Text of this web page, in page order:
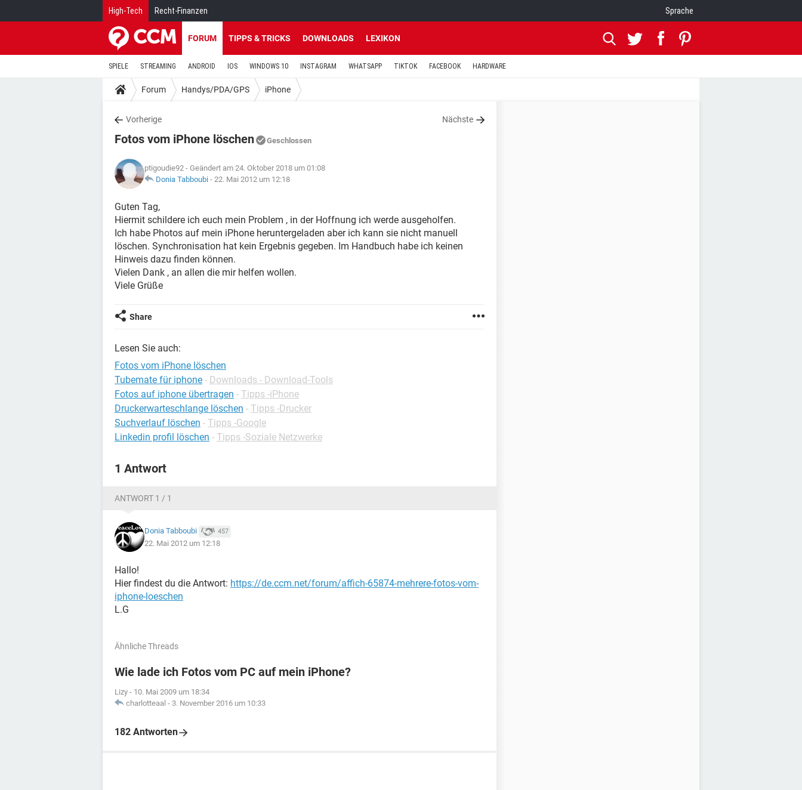
High-Tech Recht-Finanzen Sprache
FORUM TIPPS & TRICKS DOWNLOADS LEXIKON
SPIELE STREAMING ANDROID IOS WINDOWS 10 INSTAGRAM WHATSAPP TIKTOK FACEBOOK HARDWARE
Forum Handys/PDA/GPS iPhone
Vorherige Nächste
Fotos vom iPhone löschen Geschlossen
ptigoudie92 - Geändert am 24. Oktober 2018 um 01:08
Donia Tabboubi - 22. Mai 2012 um 12:18
Guten Tag,
Hiermit schildere ich euch mein Problem , in der Hoffnung ich werde ausgeholfen.
Ich habe Photos auf mein iPhone heruntergeladen aber ich kann sie nicht manuell
löschen. Synchronisation hat kein Ergebnis gegeben. Im Handbuch habe ich keinen
Hinweis dazu finden können.
Vielen Dank , an allen die mir helfen wollen.
Viele Grüße
Share
Lesen Sie auch:
Fotos vom iPhone löschen
Tubemate für iphone - Downloads - Download-Tools
Fotos auf iphone übertragen - Tipps -iPhone
Druckerwarteschlange löschen - Tipps -Drucker
Suchverlauf löschen - Tipps -Google
Linkedin profil löschen - Tipps -Soziale Netzwerke
1 Antwort
ANTWORT 1 / 1
Donia Tabboubi 457
22. Mai 2012 um 12:18
Hallo!
Hier findest du die Antwort: https://de.ccm.net/forum/affich-65874-mehrere-fotos-vom-
iphone-loeschen
L.G
Ähnliche Threads
Wie lade ich Fotos vom PC auf mein iPhone?
Lizy - 10. Mai 2009 um 18:34
charlotteaal - 3. November 2016 um 10:33
182 Antworten